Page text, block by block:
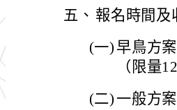
五、 報名時間及
(一) 早鳥方
（限量
(二) 一般方